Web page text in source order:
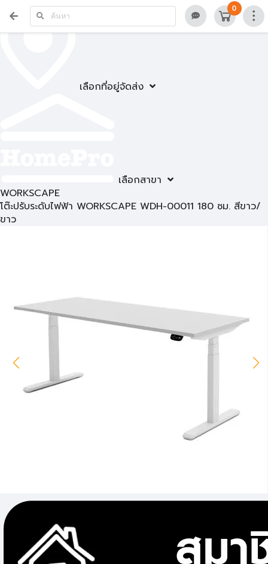
เลือกที่อยู่จัดส่ง
เลือกสาขา
0
WORKSCAPE
โต๊ะปรับระดับไฟฟ้า WORKSCAPE WDH-00011 180 ซม. สีขาว/
ขาว